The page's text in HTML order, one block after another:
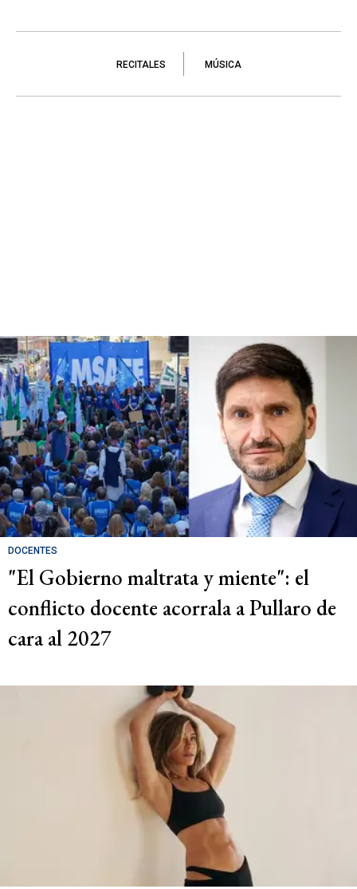
RECITALES MÚSICA
DOCENTES
"El Gobierno maltrata y miente": el
conflicto docente acorrala a Pullaro de
cara al 2027